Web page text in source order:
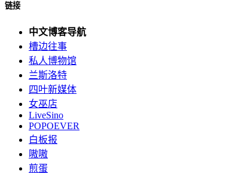
链接
中文博客导航
槽边往事
私人博物馆
兰斯洛特
四叶新媒体
女巫店
LiveSino
POPOEVER
白板报
嗷嗷
煎蛋